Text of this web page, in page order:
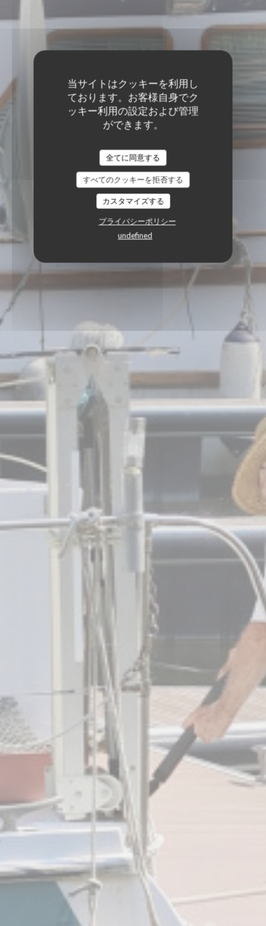
当サイトはクッキーを利用し
ております。お客様自身でク
ッキー利用の設定および管理
ができます。
全てに同意する
すべてのクッキーを拒否する
カスタマイズする
プライバシーポリシー
undefined